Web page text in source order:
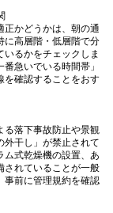
正かどうかは、朝の通
に高層階・低層階で分
るかをチェックしま
急いでいる時間帯」
を確認することをおす
る落下事故防止や景観
外干し」が禁止されて
ム式乾燥機の設置、あ
されていることが一般
事前に管理規約を確認